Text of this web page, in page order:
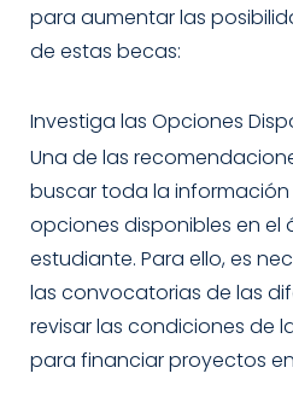
para aumentar las
de estas becas:
Investiga las Opciones
Una de las
buscar toda la información
opciones disponibles en el
estudiante. Para ello, es
las convocatorias de las
revisar las condiciones de
para financiar proyectos